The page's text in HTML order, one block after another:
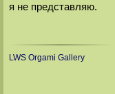
я не представляю.
LWS Orgami Gallery